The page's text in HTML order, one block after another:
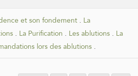
et son fondement. La
. La Purification . Les ablutions . La
lors des ablutions .